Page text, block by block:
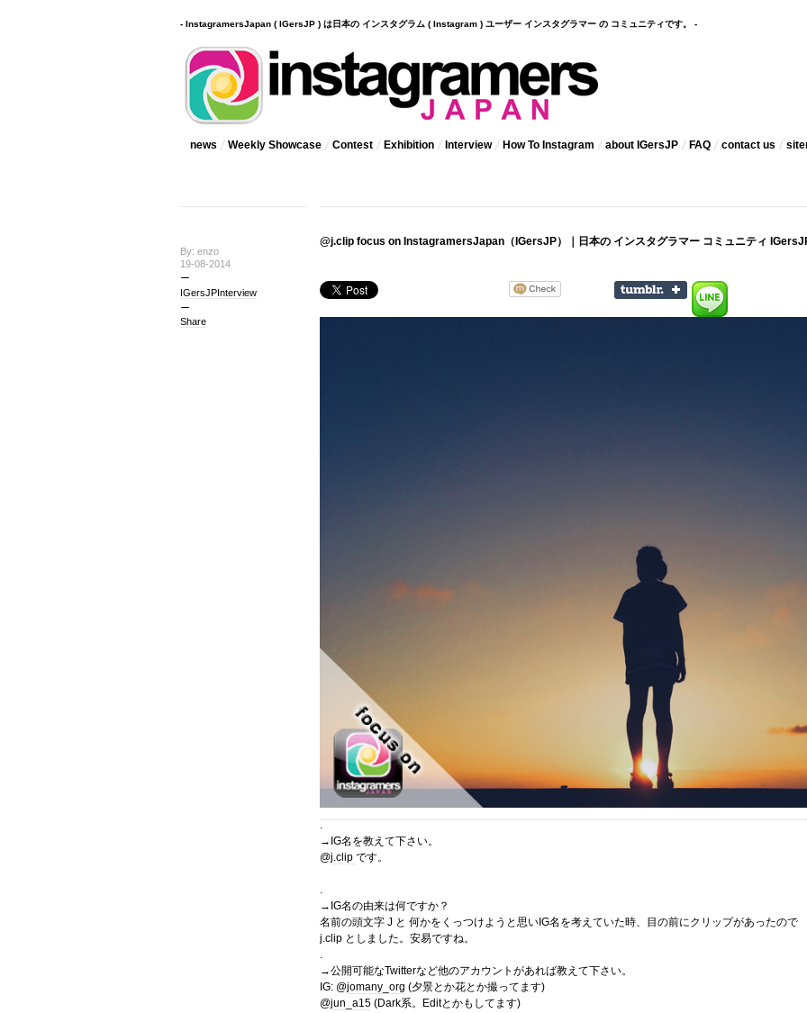
- InstagramersJapan ( IGersJP ) は日本の インスタグラム ( Instagram ) ユーザー インスタグラマー の コミュニティです。 -
news Weekly Showcase Contest Exhibition Interview How To Instagram about IGersJP FAQ contact us
By: enzo
19-08-2014
IGersJPInterview
Share
@j.clip focus on InstagramersJapan（IGersJP）｜日本の インスタグラマー コミュニティ
.
→IG名を教えて下さい。
@j.clip です。
.
→IG名の由来は何ですか？
名前の頭文字 J と 何かをくっつけようと思いIG名を考えていた時、目の前にクリップがあったので
j.clip としました。安易ですね。
.
→公開可能なTwitterなど他のアカウントがあれば教えて下さい。
IG: @jomany_org (夕景とか花とか撮ってます)
@jun_a15(Dark系。Editとかもしてます)